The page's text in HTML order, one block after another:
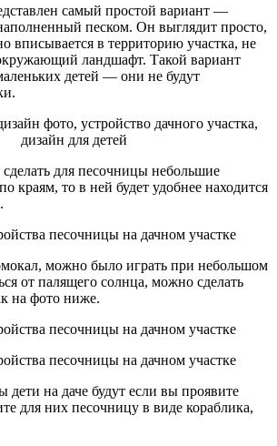
самый простой вариант —
песком. Он выглядит просто,
вписывается в территорию участка, не
ландшафт. Такой вариант
детей — они не будут
для песочницы небольшие
краям, то в ней будет удобнее находится
можно было играть при небольшом
от палящего солнца, можно сделать
на фото ниже.
дети на даче будут если вы проявите
для них песочницу в виде кораблика,